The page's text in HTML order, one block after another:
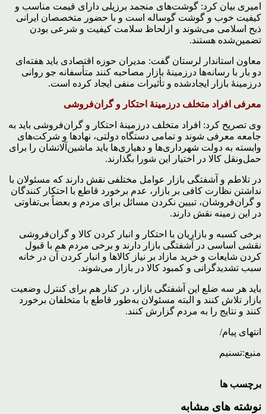
امیری بیان کرد: گوشت‌های منجمد برزیلی دارای قیمت مناسب و
کیفیت خوب و گوشت گوساله است و با حضور متخصصان ایرانی
ذبح اسلامی می‌شوند و ازلحاظ سلامت کیفیت و شرعی بودن
تضمین‌شده هستند.
معاون استاندار لرستان گفت: مدیران حوزه اقتصادی باید هفته‌ای
دو بار با رسانه‌ها درزمینهٔ بازار مصاحبه کنند متأسفانه جو روانی
درزمینهٔ بازار ایجادشده و تأثیرات منفی ایجاد کرده است.
معرفی افراد متخلف درزمینهٔ احتکار و گران‌فروشی
وی تصریح کرد: افراد متخلف درزمینهٔ احتکار و گران‌فروشی باید به
جامعه معرفی شوند و تمامی دستگاه دولتی، نهادها و شرکت‌های
وابسته به دولت شهرداری‌ها و دهیاری‌ها باید ماشین‌آلاتشان را برای
حمل‌ونقل کالا در اختیار این شورا بگذارند.
در تلاطم و آشفتگی بازار عوامل مختلفی نقش دارند که مسئولان با
نداشتن نظارت کافی بر بازار، عدم برخورد قاطع با احتکار کنندگان
و گران‌فروشان، تبیین نکردن مسائل برای مردم و بعضاً بی‌تفاوتی
در این زمینه نقش دارند.
برخی کسبه و بازاریان با احتکار و انبار کردن کالا و گران‌فروشی
نقشی اساسی در آشفتگی بازار دارند و برخی مردم هم با قبول
کردن شایعات و خرید مازاد بر نیاز کالاها و انبار کردن آن در خانه
سبب تشدیدگرانی و کمبود کالا در بازار می‌شوند.
باید هر سه ضلع این آشفتگی بازار، در کنار هم برای کنترل وضعیت
بازار تلاش کنند و البته مسئولان به‌طور قاطع با متخلفان برخورد
کنند و نتایج را به مردم گزارش کنند.
انتهای پیام/
منبع:تسنیم
برچسب ها
نوشته های مشابه